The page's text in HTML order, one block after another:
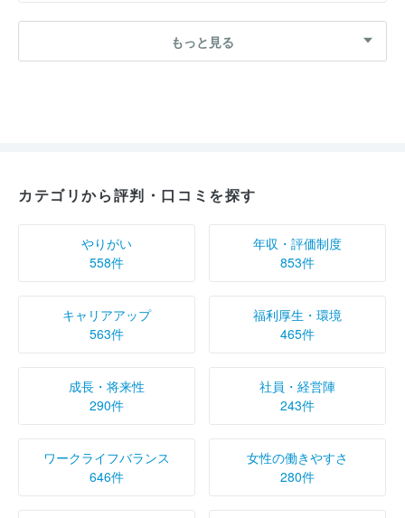
【内定】27卒 株式会社ＢＲＥＸＡ Ｔｅｃｈｎｏｌ
ｏｇｙの口コミ（2026/5…
【選考参加中】27卒 株式会社ＢＲＥＸＡ Ｔｅｃｈ
ｎｏｌｏｇｙの口コミ（202…
4.0
【選考不参加】27卒 株式会社ＢＲＥＸＡ Ｔｅｃｈ
ｎｏｌｏｇｙの口コミ（202…
【選考落選】27卒 株式会社ＢＲＥＸＡ Ｔｅｃｈｎ
ｏｌｏｇｙの口コミ（2025…
3.0
【内定】26卒 株式会社ＢＲＥＸＡ Ｔｅｃｈｎｏｌ
ｏｇｙの口コミ（2025/8…
4.0
もっと見る
カテゴリから評判・口コミを探す
やりがい
558件
年収・評価制度
853件
キャリアアップ
563件
福利厚生・環境
465件
成長・将来性
290件
社員・経営陣
243件
ワークライフバランス
646件
女性の働きやすさ
280件